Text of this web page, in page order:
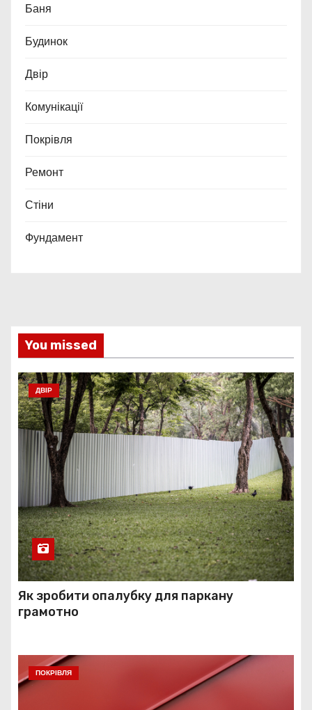
Баня
Будинок
Двір
Комунікації
Покрівля
Ремонт
Стіни
Фундамент
You missed
ДВІР
Як зробити опалубку для паркану
грамотно
ПОКРІВЛЯ